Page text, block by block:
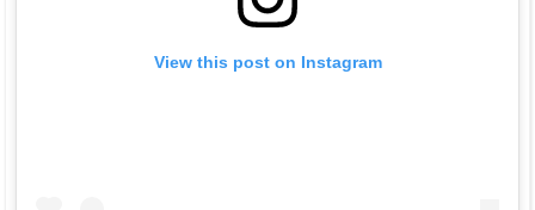
View this post on Instagram